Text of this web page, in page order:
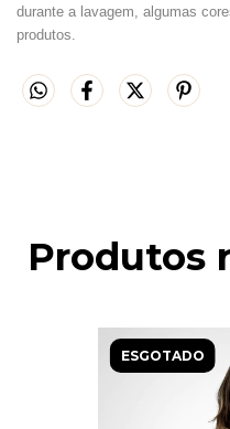
durante a lavagem, algumas
produtos.
Produtos
ESGOTADO